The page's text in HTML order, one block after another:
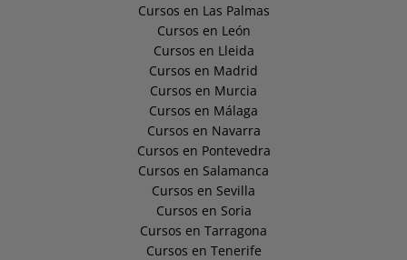
Cursos en Las Palmas
Cursos en León
Cursos en Lleida
Cursos en Madrid
Cursos en Murcia
Cursos en Málaga
Cursos en Navarra
Cursos en Pontevedra
Cursos en Salamanca
Cursos en Sevilla
Cursos en Soria
Cursos en Tarragona
Cursos en Tenerife